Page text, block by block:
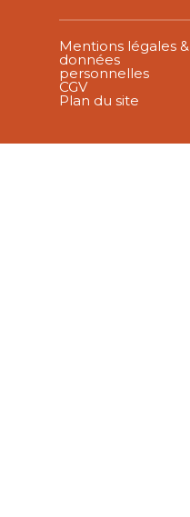
Mentions légales &
données
personnelles
CGV
Plan du site